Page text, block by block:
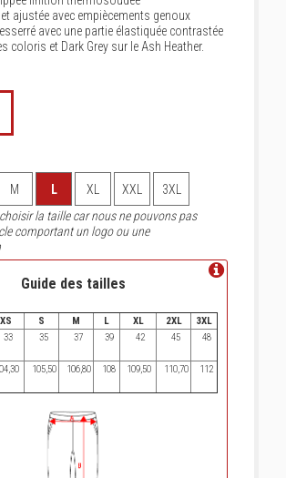
ajustée avec empiècements genoux
avec une partie élastiquée contrastée
coloris et Dark Grey sur le Ash Heather.
M L XL XXL
3XL
la taille car nous ne pouvons pas
comportant un logo ou une
Guide des tailles
XS S M L XL 2XL
3XL
33 35 37 39 42 45 48
105,50 106,80 108 109,50 110,70 112